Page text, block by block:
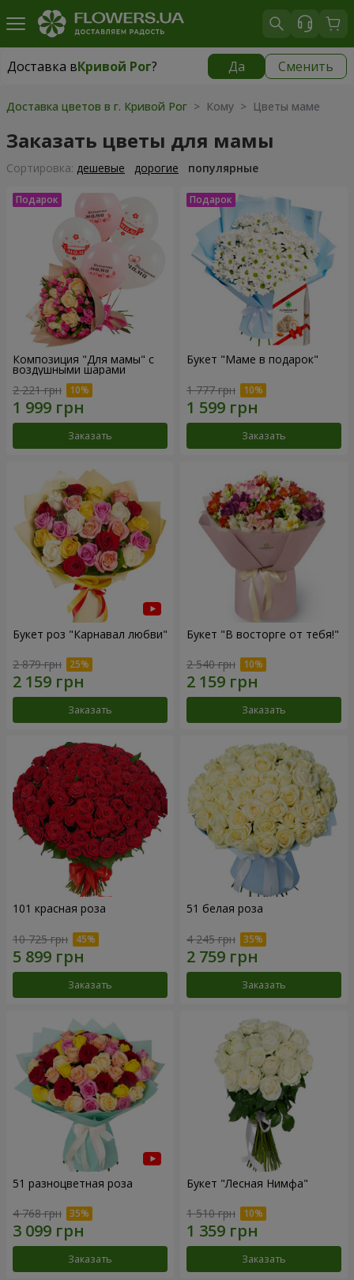
Доставка вКривой Рог? Да Сменить
Доставка вКривой Рог|
Доставка цветов в г. Кривой Рог > Кому > Цветы маме
Заказать цветы для мамы
Cортировка: дешевые дорогие популярные
Композиция "Для мамы" с
воздушными шарами
2 221 грн
Заказать
Букет "Маме в подарок"
1 777 грн
Заказать
Букет роз "Карнавал любви"
2 879 грн
Заказать
Букет "В восторге от тебя!"
2 540 грн
Заказать
101 красная роза
10 725 грн
Заказать
51 белая роза
4 245 грн
Заказать
51 разноцветная роза
4 768 грн
Заказать
Букет "Лесная Нимфа"
1 510 грн
Заказать